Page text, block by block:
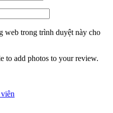
web trong trình duyệt này cho
to add photos to your review.